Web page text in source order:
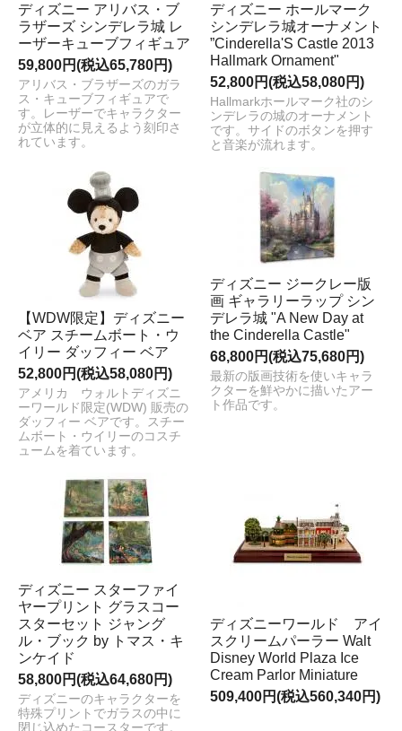
ディズニー アリバス・ブ
ラザーズ シンデレラ城 レ
ーザーキューブフィギュア
59,800円(税込65,780円)
アリバス・ブラザーズのガラ
ス・キューブフィギュアで
す。レーザーでキャラクター
が立体的に見えるよう刻印さ
れています。
ディズニー ホールマーク
シンデレラ城オーナメント
”Cinderella'S Castle 2013
Hallmark Ornament"
52,800円(税込58,080円)
Hallmarkホールマーク社のシ
ンデレラの城のオーナメント
です。サイドのボタンを押す
と音楽が流れます。
【WDW限定】ディズニー
ベア スチームボート・ウ
イリー ダッフィー ベア
52,800円(税込58,080円)
アメリカ ウォルトディズニ
ーワールド限定(WDW) 販売の
ダッフィー ベアです。スチー
ムボート・ウイリーのコスチ
ュームを着ています。
ディズニー ジークレー版
画 ギャラリーラップ シン
デレラ城 "A New Day at
the Cinderella Castle"
68,800円(税込75,680円)
最新の版画技術を使いキャラ
クターを鮮やかに描いたアー
ト作品です。
ディズニー スターファイ
ヤープリント グラスコー
スターセット ジャング
ル・ブック by トマス・キ
ンケイド
58,800円(税込64,680円)
ディズニーのキャラクターを
特殊プリントでガラスの中に
閉じ込めたコースターです。
ディズニーワールド アイ
スクリームパーラー Walt
Disney World Plaza Ice
Cream Parlor Miniature
509,400円(税込560,340円)